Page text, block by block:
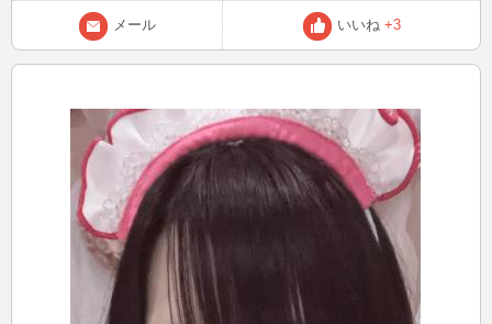
すが、キーボード入力音やマウスのクリック音をマイクが拾ってしま
い、それが会話中の妨げになってもいけないのかなと思い、これを機
会に買い換えようと至ったわけです。 皆さんはそういうの気にしま
メール いいね +3